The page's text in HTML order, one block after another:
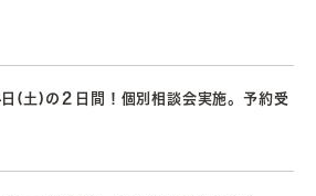
(土)の２日間！個別相談会実施。予約受